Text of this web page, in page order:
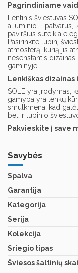
Pagrindiniame
Lentinis šviestuvas
aliuminio – patvarus,
paviršius suteikia
Pasirinkite lubinį
atmosferą, kurią jis
nesenstantis
gaminyje.
Lenkiškas dizainas
SOLE yra įrodymas,
gamyba yra lenkų
smulkmena, kad
bet ir lubinio
Pakvieskite į save
Savybės
Spalva
Garantija
Kategorija
Serija
Kolekcija
Sriegio tipas
Šviesos šaltinių